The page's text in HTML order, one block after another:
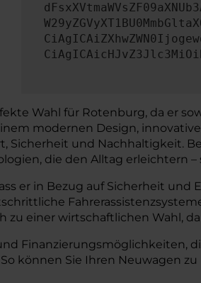
Wahl für Rotenburg, da er
modernen Design,
Sicherheit und Nachhaltigkeit.
die den Alltag erleichtern
er in Bezug auf Sicherheit
zu einer wirtschaftlichen Wahl,
Finanzierungsmöglichkeiten,
können Sie Ihren Neuwagen